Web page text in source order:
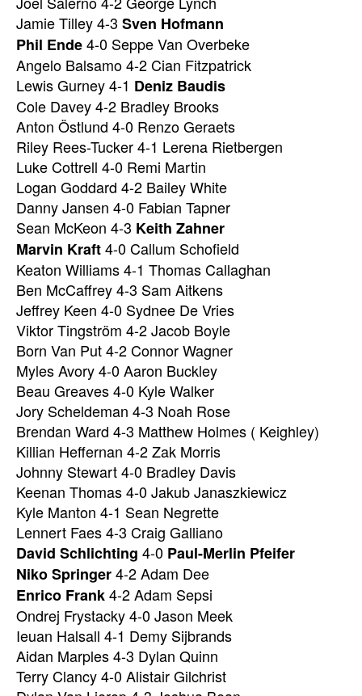
Jamie Tilley 4-3 Sven Hofmann
Phil Ende4-0 Seppe Van Overbeke
Angelo Balsamo 4-2 Cian Fitzpatrick
Lewis Gurney 4-1 Deniz Baudis
Cole Davey 4-2 Bradley Brooks
Anton Östlund 4-0 Renzo Geraets
Riley Rees-Tucker 4-1 Lerena Rietbergen
Luke Cottrell 4-0 Remi Martin
Logan Goddard 4-2 Bailey White
Danny Jansen 4-0 Fabian Tapner
Sean McKeon 4-3 Keith Zahner
Marvin Kraft4-0 Callum Schofield
Keaton Williams 4-1 Thomas Callaghan
Ben McCaffrey 4-3 Sam Aitkens
Jeffrey Keen 4-0 Sydnee De Vries
Viktor Tingström 4-2 Jacob Boyle
Born Van Put 4-2 Connor Wagner
Myles Avory 4-0 Aaron Buckley
Beau Greaves 4-0 Kyle Walker
Jory Scheldeman 4-3 Noah Rose
Brendan Ward 4-3 Matthew Holmes ( Keighley)
Killian Heffernan 4-2 Zak Morris
Johnny Stewart 4-0 Bradley Davis
Keenan Thomas 4-0 Jakub Janaszkiewicz
Kyle Manton 4-1 Sean Negrette
Lennert Faes 4-3 Craig Galliano
David Schlichting 4-0 Paul-Merlin Pfeifer
Niko Springer4-2 Adam Dee
Enrico Frank4-2 Adam Sepsi
Ondrej Frystacky 4-0 Jason Meek
Ieuan Halsall 4-1 Demy Sijbrands
Aidan Marples 4-3 Dylan Quinn
Terry Clancy 4-0 Alistair Gilchrist